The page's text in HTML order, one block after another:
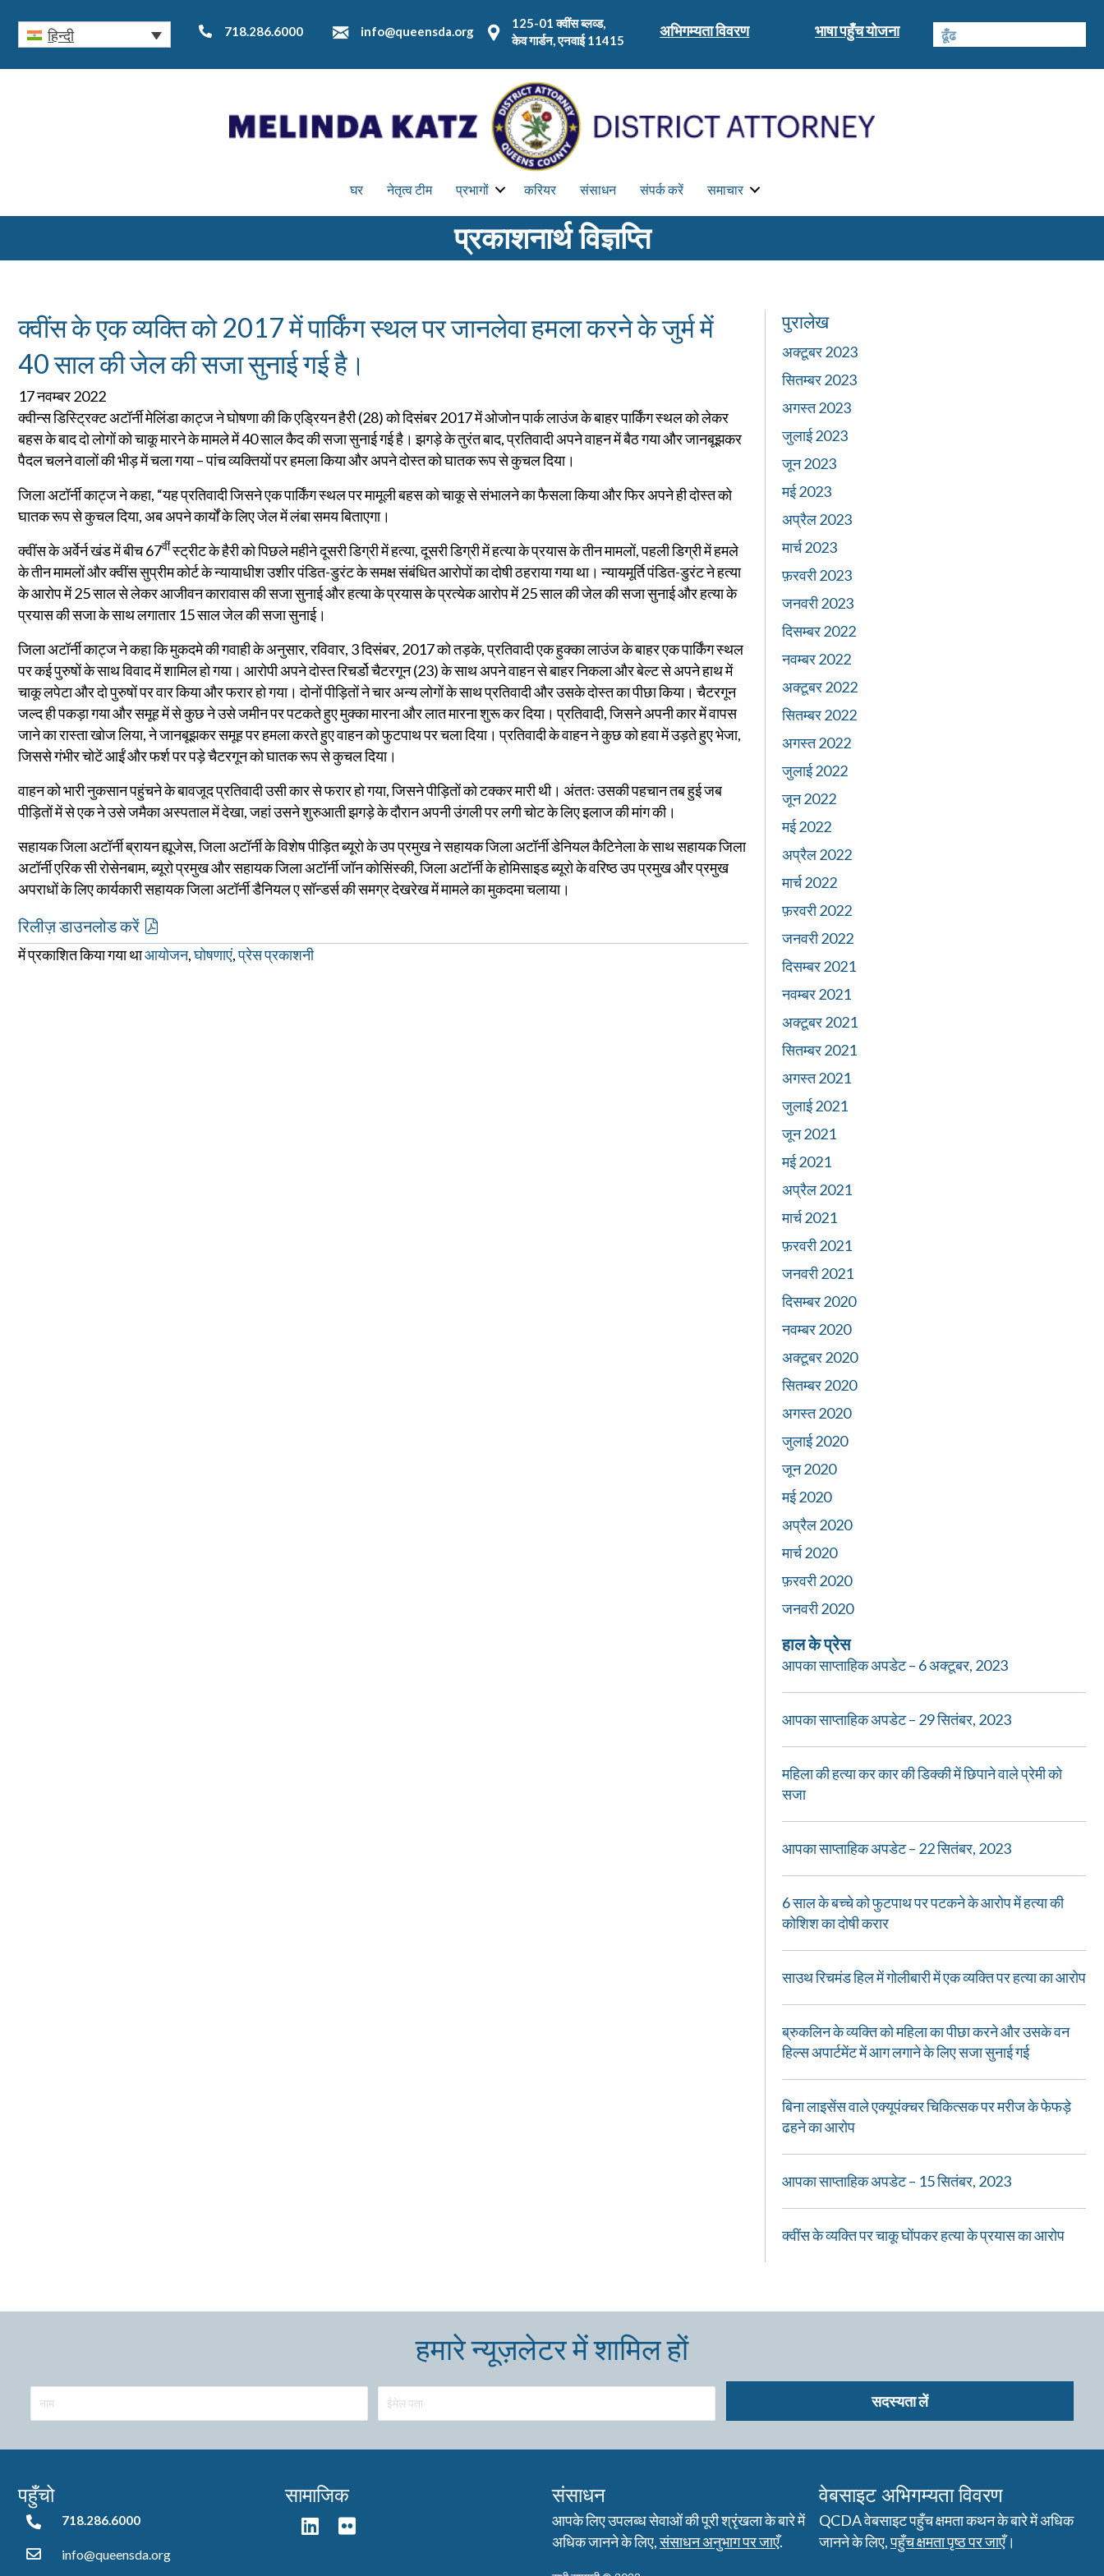
हिन्दी 718.286.6000 info@queensda.org
125-01 क्वींस ब्लव्ड,
केव गार्डन, एनवाई 11415
अभिगम्यता विवरण भाषा पहुँच योजना
घर नेतृत्व टीम प्रभागों करियर संसाधन संपर्क करें समाचार
प्रकाशनार्थ विज्ञप्ति
क्वींस के एक व्यक्ति को 2017 में पार्किंग स्थल पर जानलेवा हमला करने के जुर्म में
40 साल की जेल की सजा सुनाई गई है।
17 नवम्बर 2022
क्वीन्स डिस्ट्रिक्ट अटॉर्नी मेलिंडा काट्ज ने घोषणा की कि एड्रियन हैरी (28) को दिसंबर 2017 में ओजोन पार्क लाउंज के बाहर पार्किंग स्थल को लेकर
बहस के बाद दो लोगों को चाकू मारने के मामले में 40 साल कैद की सजा सुनाई गई है। झगड़े के तुरंत बाद, प्रतिवादी अपने वाहन में बैठ गया और जानबूझकर
पैदल चलने वालों की भीड़ में चला गया – पांच व्यक्तियों पर हमला किया और अपने दोस्त को घातक रूप से कुचल दिया।
जिला अटॉर्नी काट्ज ने कहा, “यह प्रतिवादी जिसने एक पार्किंग स्थल पर मामूली बहस को चाकू से संभालने का फैसला किया और फिर अपने ही दोस्त को
घातक रूप से कुचल दिया, अब अपने कार्यों के लिए जेल में लंबा समय बिताएगा।
क्वींस के अर्वेर्न खंड में बीच 67वींस्ट्रीट के हैरी को पिछले महीने दूसरी डिग्री में हत्या, दूसरी डिग्री में हत्या के प्रयास के तीन मामलों, पहली डिग्री में हमले
के तीन मामलों और क्वींस सुप्रीम कोर्ट के न्यायाधीश उशीर पंडित-डुरंट के समक्ष संबंधित आरोपों का दोषी ठहराया गया था। न्यायमूर्ति पंडित-डुरंट ने हत्या
के आरोप में 25 साल से लेकर आजीवन कारावास की सजा सुनाई और हत्या के प्रयास के प्रत्येक आरोप में 25 साल की जेल की सजा सुनाई और हत्या के
प्रयास की सजा के साथ लगातार 15 साल जेल की सजा सुनाई।
जिला अटॉर्नी काट्ज ने कहा कि मुकदमे की गवाही के अनुसार, रविवार, 3 दिसंबर, 2017 को तड़के, प्रतिवादी एक हुक्का लाउंज के बाहर एक पार्किंग स्थल
पर कई पुरुषों के साथ विवाद में शामिल हो गया। आरोपी अपने दोस्त रिचर्डो चैटरगून (23) के साथ अपने वाहन से बाहर निकला और बेल्ट से अपने हाथ में
चाकू लपेटा और दो पुरुषों पर वार किया और फरार हो गया। दोनों पीड़ितों ने चार अन्य लोगों के साथ प्रतिवादी और उसके दोस्त का पीछा किया। चैटरगून
जल्द ही पकड़ा गया और समूह में से कुछ ने उसे जमीन पर पटकते हुए मुक्का मारना और लात मारना शुरू कर दिया। प्रतिवादी, जिसने अपनी कार में वापस
जाने का रास्ता खोज लिया, ने जानबूझकर समूह पर हमला करते हुए वाहन को फुटपाथ पर चला दिया। प्रतिवादी के वाहन ने कुछ को हवा में उड़ते हुए भेजा,
जिससे गंभीर चोटें आईं और फर्श पर पड़े चैटरगून को घातक रूप से कुचल दिया।
वाहन को भारी नुकसान पहुंचने के बावजूद प्रतिवादी उसी कार से फरार हो गया, जिसने पीड़ितों को टक्कर मारी थी। अंततः उसकी पहचान तब हुई जब
पीड़ितों में से एक ने उसे जमैका अस्पताल में देखा, जहां उसने शुरुआती झगड़े के दौरान अपनी उंगली पर लगी चोट के लिए इलाज की मांग की।
सहायक जिला अटॉर्नी ब्रायन ह्यूजेस, जिला अटॉर्नी के विशेष पीड़ित ब्यूरो के उप प्रमुख ने सहायक जिला अटॉर्नी डेनियल कैटिनेला के साथ सहायक जिला
अटॉर्नी एरिक सी रोसेनबाम, ब्यूरो प्रमुख और सहायक जिला अटॉर्नी जॉन कोसिंस्की, जिला अटॉर्नी के होमिसाइड ब्यूरो के वरिष्ठ उप प्रमुख और प्रमुख
अपराधों के लिए कार्यकारी सहायक जिला अटॉर्नी डैनियल ए सॉन्डर्स की समग्र देखरेख में मामले का मुकदमा चलाया।
रिलीज़ डाउनलोड करें
में प्रकाशित किया गया थाआयोजन,घोषणाएं,प्रेस प्रकाशनी
पुरालेख
अक्टूबर 2023
सितम्बर 2023
अगस्त 2023
जुलाई 2023
जून 2023
मई 2023
अप्रैल 2023
मार्च 2023
फ़रवरी 2023
जनवरी 2023
दिसम्बर 2022
नवम्बर 2022
अक्टूबर 2022
सितम्बर 2022
अगस्त 2022
जुलाई 2022
जून 2022
मई 2022
अप्रैल 2022
मार्च 2022
फ़रवरी 2022
जनवरी 2022
दिसम्बर 2021
नवम्बर 2021
अक्टूबर 2021
सितम्बर 2021
अगस्त 2021
जुलाई 2021
जून 2021
मई 2021
अप्रैल 2021
मार्च 2021
फ़रवरी 2021
जनवरी 2021
दिसम्बर 2020
नवम्बर 2020
अक्टूबर 2020
सितम्बर 2020
अगस्त 2020
जुलाई 2020
जून 2020
मई 2020
अप्रैल 2020
मार्च 2020
फ़रवरी 2020
जनवरी 2020
हाल के प्रेस
आपका साप्ताहिक अपडेट – 6 अक्टूबर, 2023
आपका साप्ताहिक अपडेट – 29 सितंबर, 2023
महिला की हत्या कर कार की डिक्की में छिपाने वाले प्रेमी को
सजा
आपका साप्ताहिक अपडेट – 22 सितंबर, 2023
6 साल के बच्चे को फुटपाथ पर पटकने के आरोप में हत्या की
कोशिश का दोषी करार
साउथ रिचमंड हिल में गोलीबारी में एक व्यक्ति पर हत्या का आरोप
ब्रुकलिन के व्यक्ति को महिला का पीछा करने और उसके वन
हिल्स अपार्टमेंट में आग लगाने के लिए सजा सुनाई गई
बिना लाइसेंस वाले एक्यूपंक्चर चिकित्सक पर मरीज के फेफड़े
ढहने का आरोप
आपका साप्ताहिक अपडेट – 15 सितंबर, 2023
क्वींस के व्यक्ति पर चाकू घोंपकर हत्या के प्रयास का आरोप
हमारे न्यूज़लेटर में शामिल हों
सदस्यता लें
पहुँचो
718.286.6000
718.286.6000
info@queensda.org
सामाजिक संसाधन
आपके लिए उपलब्ध सेवाओं की पूरी श्रृंखला के बारे में
अधिक जानने के लिए,संसाधन अनुभाग पर जाएँ.
वेबसाइट अभिगम्यता विवरण
QCDA वेबसाइट पहुँच क्षमता कथन के बारे में अधिक
जानने के लिए,पहुँच क्षमता पृष्ठ पर जाएँ।